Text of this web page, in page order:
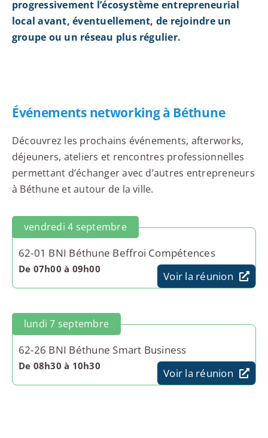
progressivement l’écosystème entrepreneurial
local avant, éventuellement, de rejoindre un
groupe ou un réseau plus régulier.
Événements networking à Béthune
Découvrez les prochains événements, afterworks,
déjeuners, ateliers et rencontres professionnelles
permettant d’échanger avec d’autres entrepreneurs
à Béthune et autour de la ville.
vendredi 4 septembre
62-01 BNI Béthune Beffroi Compétences
De 07h00 à 09h00
Voir la réunion
lundi 7 septembre
62-26 BNI Béthune Smart Business
De 08h30 à 10h30
Voir la réunion